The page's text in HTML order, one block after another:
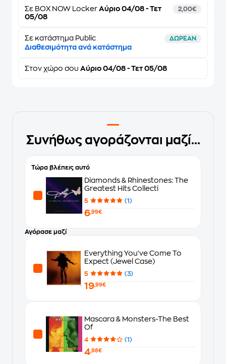
Σε BOX NOW Locker Αύριο 04/08 - Τετ
05/08
2,00€
Σε κατάστημα Public ΔΩΡΕΑΝ
Διαθεσιμότητα ανά κατάστημα
Στον χώρο σου Αύριο 04/08 - Τετ 05/08
Συνήθως αγοράζονται μαζί...
Τώρα βλέπεις αυτό
Diamonds & Rhinestones: The
Greatest Hits Collecti
5 (1)
6,99€
Αγόρασε μαζί
Everything You've Come To
Expect (Jewel Case)
5 (3)
19,99€
Mascara & Monsters-The Best
Of
4 (1)
4,98€